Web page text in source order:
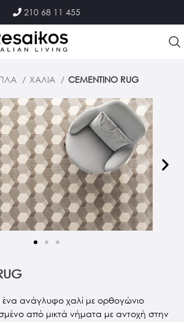
210 68 11 455
ΧΑΛΙΑ CEMENTINO RUG
ένα ανάγλυφο χαλί με ορθογώνιο
από μικτά νήματα με αντοχή στην